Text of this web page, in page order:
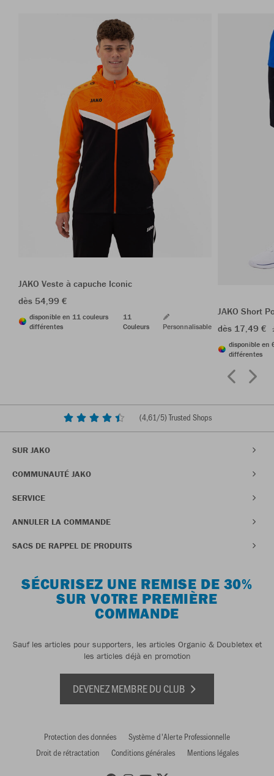
JAKO Veste à capuche Iconic
dès 54,99 €
disponible en 11 couleurs
différentes
11
Couleurs
Personnalisable
JAKO Short
dès 17,49 €
disponible en
différentes
(4,61/5) Trusted Shops
SUR JAKO
COMMUNAUTÉ JAKO
SERVICE
ANNULER LA COMMANDE
SACS DE RAPPEL DE PRODUITS
SÉCURISEZ UNE REMISE DE 30%
SUR VOTRE PREMIÈRE
COMMANDE
Sauf les articles pour supporters, les articles Organic & Doubletex et
les articles déjà en promotion
DEVENEZ MEMBRE DU CLUB
Protection des données
Système d'Alerte Professionnelle
Droit de rétractation
Conditions générales Mentions légales